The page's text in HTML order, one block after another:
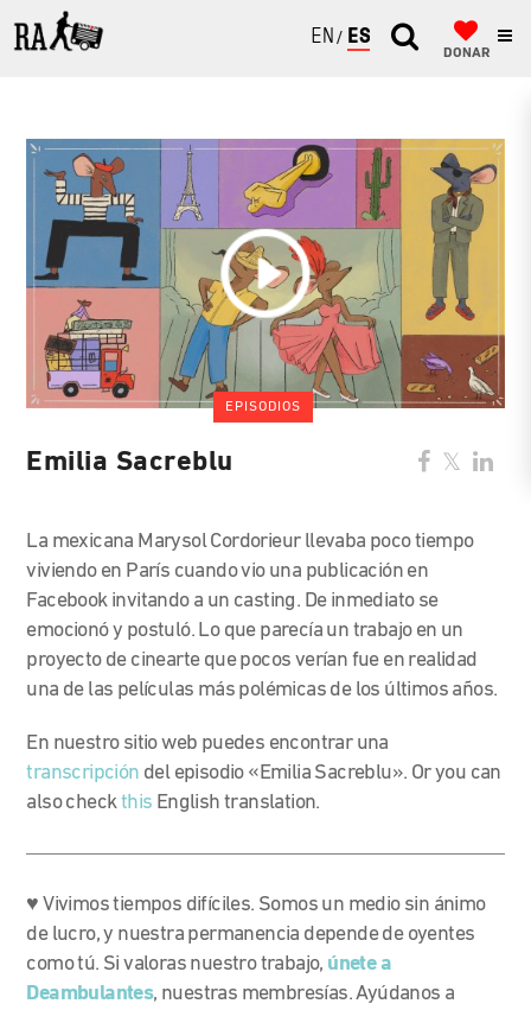
ENGLISH
ESPAÑOL
DONAR
EPISODIOS
Emilia Sacreblu
La mexicana Marysol Cordorieur llevaba poco tiempo
viviendo en París cuando vio una publicación en
Facebook invitando a un casting. De inmediato se
emocionó y postuló. Lo que parecía un trabajo en un
proyecto de cinearte que pocos verían fue en realidad
una de las películas más polémicas de los últimos años.
En nuestro sitio web puedes encontrar una
transcripción del episodio «Emilia Sacreblu». Or you can
also checkthis English translation.
♥ Vivimos tiempos difíciles. Somos un medio sin ánimo
de lucro, y nuestra permanencia depende de oyentes
como tú. Si valoras nuestro trabajo, únete a
Deambulantes, nuestras membresías. Ayúdanos a